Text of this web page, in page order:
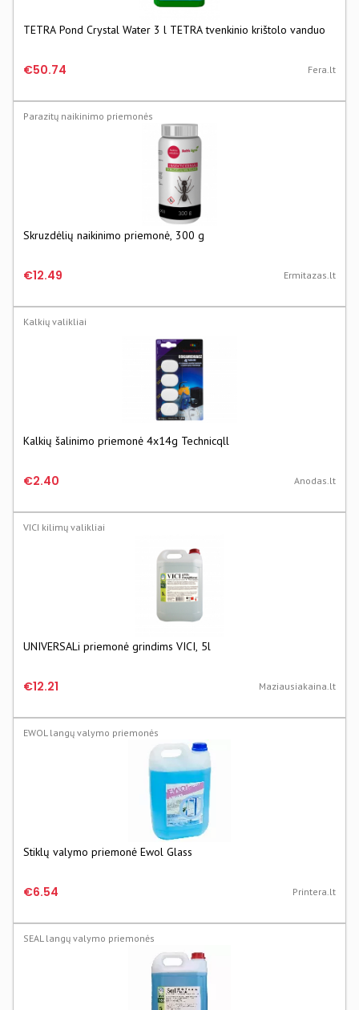
TETRA Pond Crystal Water 3 l TETRA tvenkinio krištolo vanduo
€50.74 Fera.lt
Parazitų naikinimo priemonės
Skruzdėlių naikinimo priemonė, 300 g
€12.49 Ermitazas.lt
Kalkių valikliai
Kalkių šalinimo priemonė 4x14g Technicqll
€2.40 Anodas.lt
VICI kilimų valikliai
UNIVERSALi priemonė grindims VICI, 5l
€12.21 Maziausiakaina.lt
EWOL langų valymo priemonės
Stiklų valymo priemonė Ewol Glass
€6.54 Printera.lt
SEAL langų valymo priemonės